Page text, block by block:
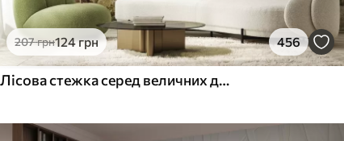
207грн124грн 456
Лісова стежка серед величних дерев у стилі акварелі